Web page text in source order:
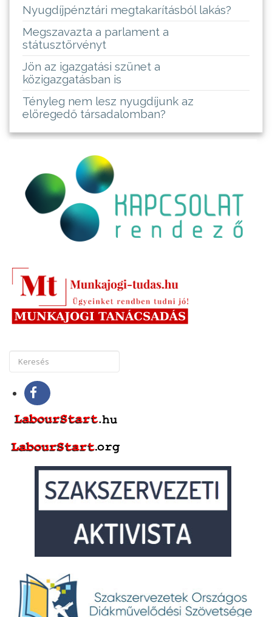
Nyugdíjpénztári megtakarításból lakás?
Megszavazta a parlament a
státusztörvényt
Jön az igazgatási szünet a
közigazgatásban is
Tényleg nem lesz nyugdíjunk az
elöregedő társadalomban?